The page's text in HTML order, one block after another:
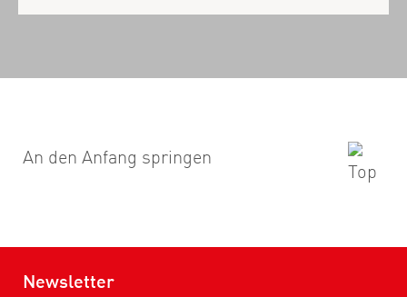
An den Anfang springen
Newsletter